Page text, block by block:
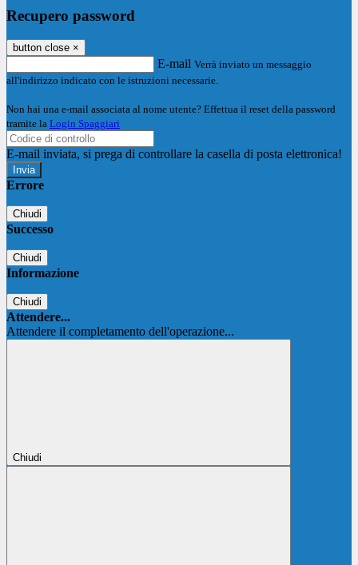
Recupero password
button close ×
E-mail Verrà inviato un messaggio
all'indirizzo indicato con le istruzioni necessarie.
Non hai una e-mail associata al nome utente? Effettua il reset della password
tramite la Login Spaggiari
E-mail inviata, si prega di controllare la casella di posta elettronica!
Errore
Chiudi
Successo
Chiudi
Informazione
Chiudi
Attendere...
Attendere il completamento dell'operazione...
Chiudi